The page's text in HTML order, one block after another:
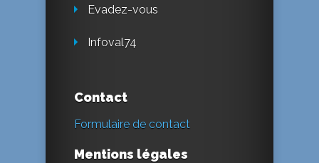
Evadez-vous
Infoval74
Contact
Formulaire de contact
Mentions légales